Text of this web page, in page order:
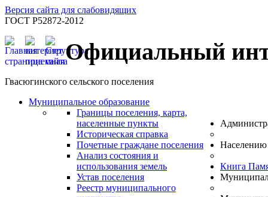
Версия сайта для слабовидящих
ГОСТ Р52872-2012
Официальный
Гвасюгинского сельского поселения
Муниципальное образование
Границы поселения, карта,
населенные пункты
Историческая справка
Почетные граждане поселения
Анализ состояния и
использования земель
Устав поселения
Реестр муниципального
Населению
Книга